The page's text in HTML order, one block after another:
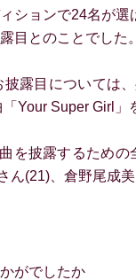
ションで24名が
目とのことでした。
露目については、
Your Super Girl」
を披露するための
ん(21)、倉野尾成
がでしたか